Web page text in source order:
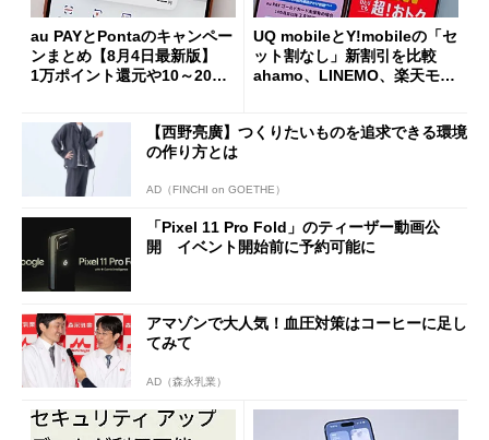
au PAYとPontaのキャンペー
ンまとめ【8月4日最新版】
1万ポイント還元や10～20％
UQ mobileとY!mobileの「セ
ット割なし」新割引を比較
ahamo、LINEMO、楽天モバ
【西野亮廣】つくりたいものを追求できる環境
の作り方とは
AD（FINCHI on GOETHE）
「Pixel 11 Pro Fold」のティーザー動画公
開 イベント開始前に予約可能に
アマゾンで大人気！血圧対策はコーヒーに足し
てみて
AD（森永乳業）